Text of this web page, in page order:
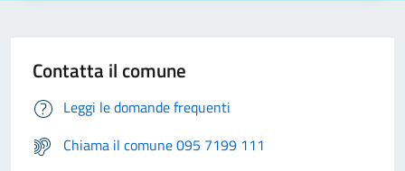
Contatta il comune
Leggi le domande frequenti
Chiama il comune 095 7199 111